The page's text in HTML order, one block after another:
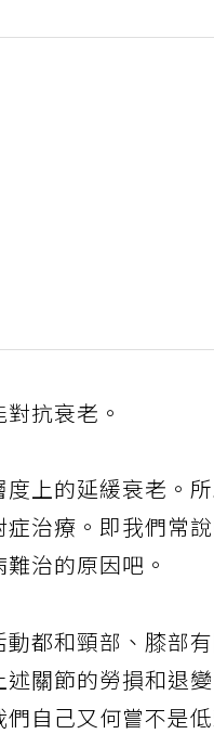
抗衰老。
上的延緩衰老。
治療。即我們常
治的原因吧。
都和頸部、膝部
關節的勞損和退
自己又何嘗不是